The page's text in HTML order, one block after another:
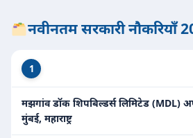
नवीनतम सरकारी नौकरियाँ
1
मझगांव डॉक शिपबिल्डर्स लिमिटेड (MDL)
मुंबई, महाराष्ट्र